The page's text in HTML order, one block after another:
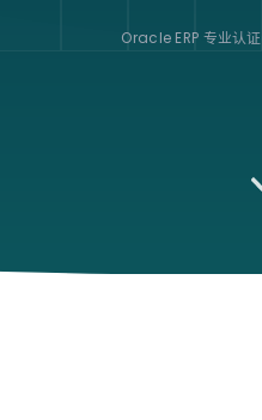
Oracle ERP 专业认证